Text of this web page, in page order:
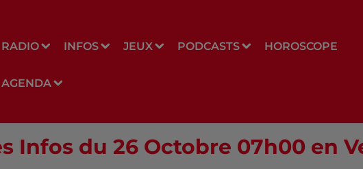
RADIO INFOS JEUX PODCASTS HOROSCOPE
AGENDA
Infos du 26 Octobre 07h00 en